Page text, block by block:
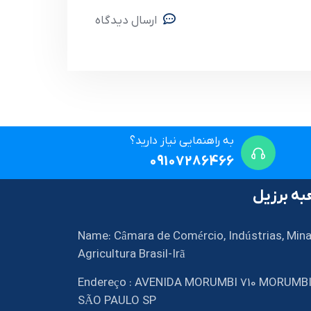
ارسال دیدگاه
به راهنمایی نیاز دارید؟
09107286466
برزیل
Name: Câmara de Comércio, Indústrias,
Agricultura Brasil-Irã
Endereço : AVENIDA MORUMBI 710
SÃO PAULO SP